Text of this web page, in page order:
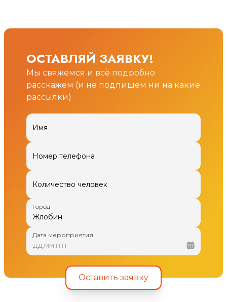
ОСТАВЛЯЙ ЗАЯВКУ!
Мы свяжемся и всё подробно
расскажем (и не подпишем ни на какие
рассылки)
Имя
Номер телефона
Количество человек
Город
Дата мероприятия
дд.мм.гггг
Оставить заявку